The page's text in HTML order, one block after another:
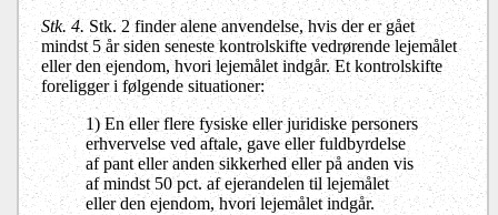
Stk. 4. Stk. 2 finder alene anvendelse, hvis der er gået
mindst 5 år siden seneste kontrolskifte vedrørende lejemålet
eller den ejendom, hvori lejemålet indgår. Et kontrolskifte
foreligger i følgende situationer:
1) En eller flere fysiske eller juridiske personers
erhvervelse ved aftale, gave eller fuldbyrdelse
af pant eller anden sikkerhed eller på anden vis
af mindst 50 pct. af ejerandelen til lejemålet
eller den ejendom, hvori lejemålet indgår.